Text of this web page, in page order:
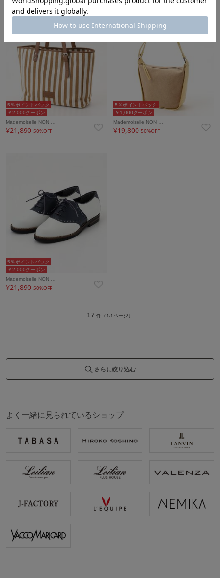
￥2,000クーポン
5％ポイントバック
Mademoiselle NON …
¥21,890 50%OFF
￥1,000クーポン
5％ポイントバック
Mademoiselle NON …
¥19,800 50%OFF
￥2,000クーポン
5％ポイントバック
Mademoiselle NON …
¥21,890 50%OFF
17 件（1/1ページ）
さらに絞り込む
よく一緒に見られているショップ